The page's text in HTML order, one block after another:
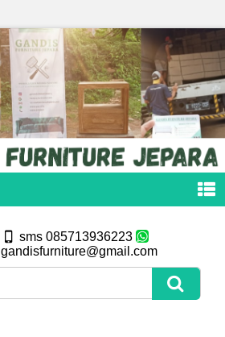
sms 085713936223
gandisfurniture@gmail.com